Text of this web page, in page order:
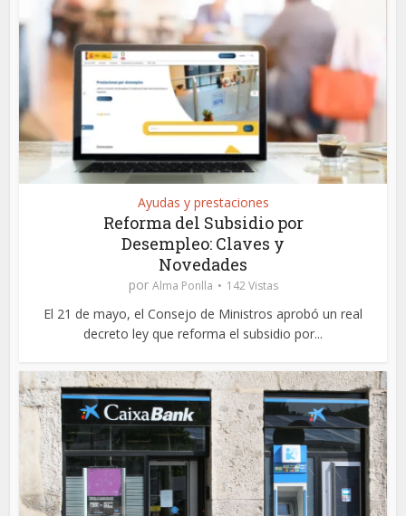
Ayudas y prestaciones
Reforma del Subsidio por
Desempleo: Claves y
Novedades
por Alma Ponlla 142 Vistas
El 21 de mayo, el Consejo de Ministros aprobó un real
decreto ley que reforma el subsidio por...